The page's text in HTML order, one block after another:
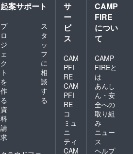
起案サポート
プ
ロ
ジ
ェ
ク
ト
を
作
る
ス
タ
ッ
フ
に
相
談
す
る
資
料
請
求
サ
ー
ビ
ス
CAM
PFI
RE
CAM
PFI
RE
コ
ミュ
ニ
ティ
CAM
CAMP
FIRE
につい
て
CAMP
FIREと
は
あんし
ん・安
全への
取り組
み
ニュー
ス
ヘルプ